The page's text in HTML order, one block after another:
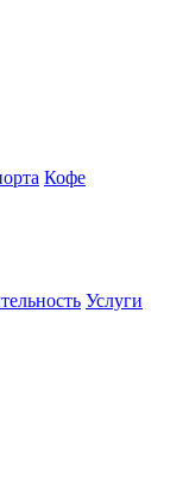
Кофе
Услуги